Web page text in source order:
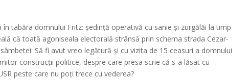
tabăra domnului Fritz: ședință operativă cu sanie și zurgălăi la timp
că toată agoniseala electorală strânsă prin schema strada Cezar-
Să fi avut vreo legătură și cu vizita de 15 ceasuri a domnului
construcții politice, despre care presa scrie că s-a lăsat cu
peste care nu poți trece cu vederea?